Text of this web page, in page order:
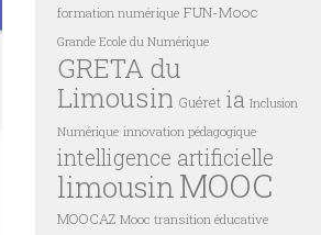
formation numérique FUN-Mooc
Grande Ecole du Numérique
GRETA du
Limousin Guéret ia Inclusion
Numérique innovation pédagogique
intelligence artificielle
limousin MOOC
MOOCAZ Mooc transition éducative